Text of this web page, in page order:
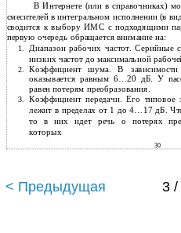
В Интернете (или в справочниках)
смесителей в интегральном исполнении (в
сводится к выбору ИМС с подходящими
первую очередь обращается внимание на:
1.
Диапазон рабочих частот. Серийные
низких частот до максимальной
2. Коэффициент шума. В
оказывается равным 6…20 дБ. У
равен потерям преобразования.
3.
Коэффициент передачи. Его типовое
лежит в пределах от 1 до 4…17 дБ. Что
то в них идет речь о потерях
которых
30
< Предыдущая 3 /